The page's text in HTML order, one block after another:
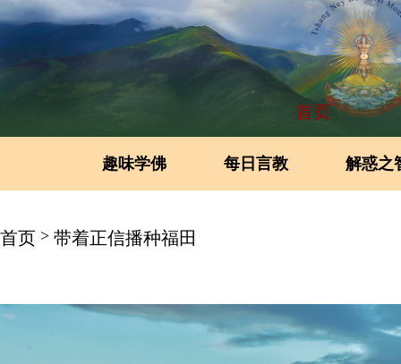
首页
趣味学佛 每日言教 解惑之
首页 > 带着正信播种福田